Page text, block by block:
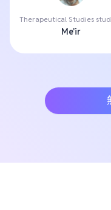
Therapeutical Studies
Me'ir